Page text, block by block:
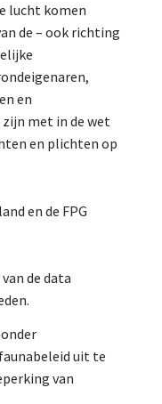
lucht komen
de – ook richting
en
met in de wet
en plichten op
en de FPG
de data
uit te
van